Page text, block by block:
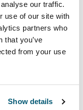
our traffic.
use of our site with
partners who
that you’ve
from your use
Show details